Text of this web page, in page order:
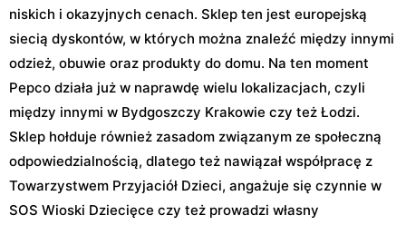
niskich i okazyjnych cenach. Sklep ten jest europejską
siecią dyskontów, w których można znaleźć między innymi
odzież, obuwie oraz produkty do domu. Na ten moment
Pepco działa już w naprawdę wielu lokalizacjach, czyli
między innymi w Bydgoszczy Krakowie czy też Łodzi.
Sklep hołduje również zasadom związanym ze społeczną
odpowiedzialnością, dlatego też nawiązał współpracę z
Towarzystwem Przyjaciół Dzieci, angażuje się czynnie w
SOS Wioski Dziecięce czy też prowadzi własny